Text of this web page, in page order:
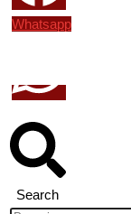
Whatsapp
Search